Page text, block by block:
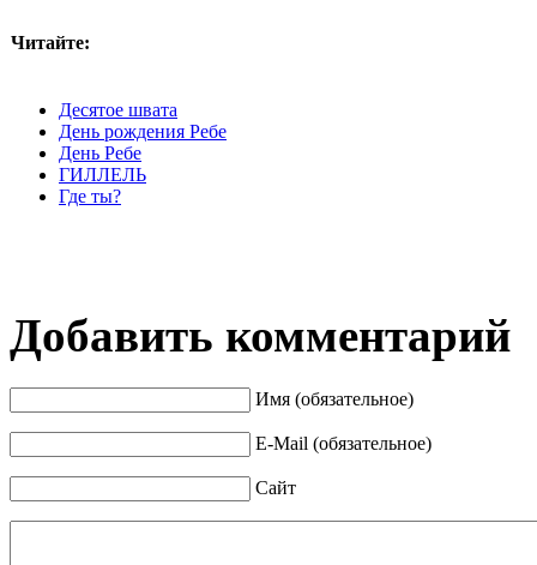
Читайте:
Десятое швата
День рождения Ребе
День Ребе
ГИЛЛЕЛЬ
Где ты?
Добавить комментарий
Имя (обязательное)
E-Mail (обязательное)
Сайт